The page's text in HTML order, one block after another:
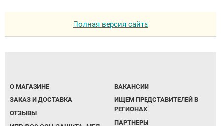
Полная версия сайта
О МАГАЗИНЕ
ЗАКАЗ И ДОСТАВКА
ОТЗЫВЫ
ВАКАНСИИ
ИЩЕМ ПРЕДСТАВИТЕЛЕЙ В
РЕГИОНАХ
ПАРТНЕРЫ